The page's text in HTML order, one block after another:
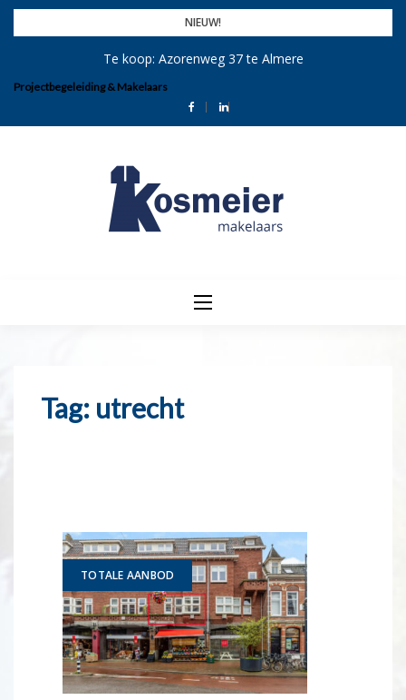
Skip
NIEUW!
Te koop: Azorenweg 37 te Almere
Projectbegeleiding & Makelaars
Tag: utrecht
TOTALE AANBOD